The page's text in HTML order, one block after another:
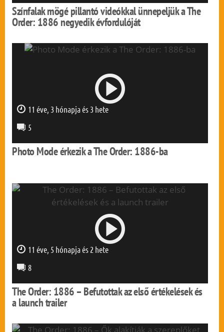
Színfalak mögé pillantó videókkal ünnepeljük a The
Order: 1886 negyedik évfordulóját
0 mp
11 éve, 3 hónapja és 3 hete
5
Photo Mode érkezik a The Order: 1886-ba
0 mp
11 éve, 5 hónapja és 2 hete
8
The Order: 1886 – Befutottak az első értékelések és
a launch trailer